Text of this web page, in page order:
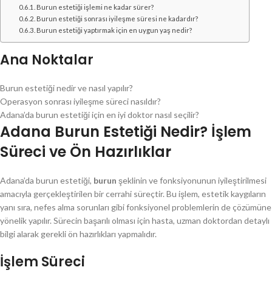
Burun estetiği işlemi ne kadar sürer?
Burun estetiği sonrası iyileşme süresi ne kadardır?
Burun estetiği yaptırmak için en uygun yaş nedir?
Ana Noktalar
Burun estetiği nedir ve nasıl yapılır?
Operasyon sonrası iyileşme süreci nasıldır?
Adana’da burun estetiği için en iyi doktor nasıl seçilir?
Adana Burun Estetiği Nedir? İşlem
Süreci ve Ön Hazırlıklar
Adana’da burun estetiği, burun şeklinin ve fonksiyonunun iyileştirilmesi
amacıyla gerçekleştirilen bir cerrahi süreçtir. Bu işlem, estetik kaygıların
yanı sıra, nefes alma sorunları gibi fonksiyonel problemlerin de çözümüne
yönelik yapılır. Sürecin başarılı olması için hasta, uzman doktordan detaylı
bilgi alarak gerekli ön hazırlıkları yapmalıdır.
İşlem Süreci